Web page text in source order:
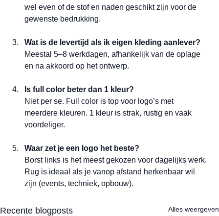
wel even of de stof en naden geschikt zijn voor de
gewenste bedrukking.
Wat is de levertijd als ik eigen kleding aanlever?
Meestal 5–8 werkdagen, afhankelijk van de oplage
en na akkoord op het ontwerp.
Is full color beter dan 1 kleur?
Niet per se. Full color is top voor logo’s met
meerdere kleuren. 1 kleur is strak, rustig en vaak
voordeliger.
Waar zet je een logo het beste?
Borst links is het meest gekozen voor dagelijks werk.
Rug is ideaal als je vanop afstand herkenbaar wil
zijn (events, techniek, opbouw).
Recente blogposts Alles weergeven